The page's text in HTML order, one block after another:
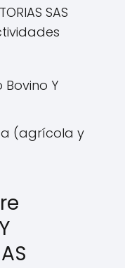
SAS
Bovino Y
(agrícola y